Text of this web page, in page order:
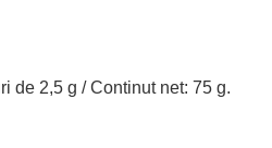
de 2,5 g / Continut net: 75 g.